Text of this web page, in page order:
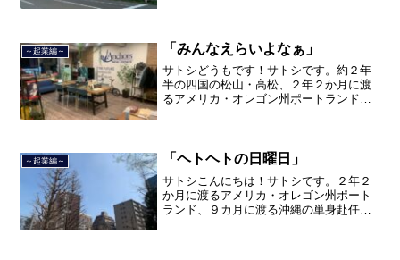
品川区南大井で不動産を主...
～起業編～ 「みんなえらいよなぁ」
サトシどうもです！サトシです。約２年
半の四国の松山・高松、２年２か月に渡
るアメリカ・オレゴン州ポートランド、
年３月９日より東京都品川...
～起業編～ 「ヘトヘトの日曜日」
サトシこんにちは！サトシです。２年２
か月に渡るアメリカ・オレゴン州ポート
ランド、９カ月に渡る沖縄の単身赴任の